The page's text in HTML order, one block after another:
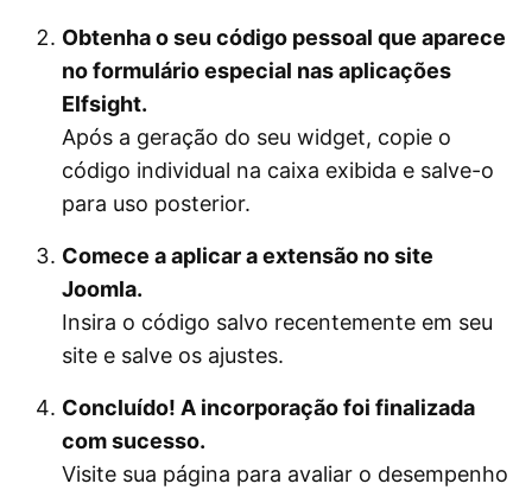
Obtenha o seu código pessoal que aparece
no formulário especial nas aplicações
Elfsight.
Após a geração do seu widget, copie o
código individual na caixa exibida e salve-o
para uso posterior.
Comece a aplicar a extensão no site
Joomla.
Insira o código salvo recentemente em seu
site e salve os ajustes.
Concluído! A incorporação foi finalizada
com sucesso.
Visite sua página para avaliar o desempenho